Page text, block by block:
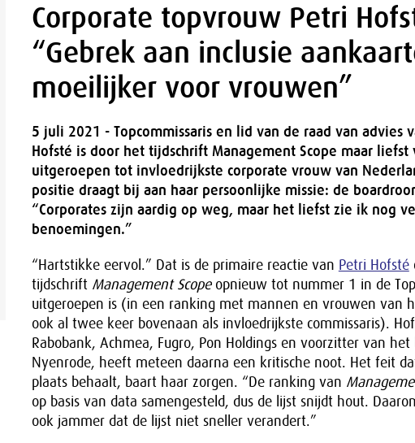
Corporate topvrouw Petri
“Gebrek aan inclusie
moeilijker voor vrouwen”
5 juli 2021 - Topcommissaris en lid van de raad van advies
Hofsté is door het tijdschrift Management Scope maar
uitgeroepen tot invloedrijkste corporate vrouw van
positie draagt bij aan haar persoonlijke missie: de
“Corporates zijn aardig op weg, maar het liefst zie ik nog
benoemingen.”
“Hartstikke eervol.” Dat is de primaire reactie van Petri Hofsté
tijdschrift Management Scopeopnieuw tot nummer 1 in de
uitgeroepen is (in een ranking met mannen en vrouwen van
ook al twee keer bovenaan als invloedrijkste commissaris).
Rabobank, Achmea, Fugro, Pon Holdings en voorzitter van
Nyenrode, heeft meteen daarna een kritische noot. Het feit
plaats behaalt, baart haar zorgen. “De ranking van
op basis van data samengesteld, dus de lijst snijdt hout.
ook jammer dat de lijst niet sneller verandert.”